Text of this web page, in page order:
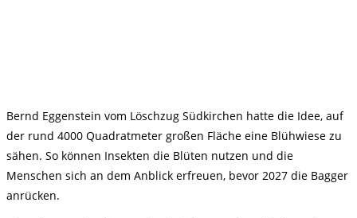
Bernd Eggenstein vom Löschzug Südkirchen hatte die Idee, auf
der rund 4000 Quadratmeter großen Fläche eine Blühwiese zu
sähen. So können Insekten die Blüten nutzen und die
Menschen sich an dem Anblick erfreuen, bevor 2027 die Bagger
anrücken.